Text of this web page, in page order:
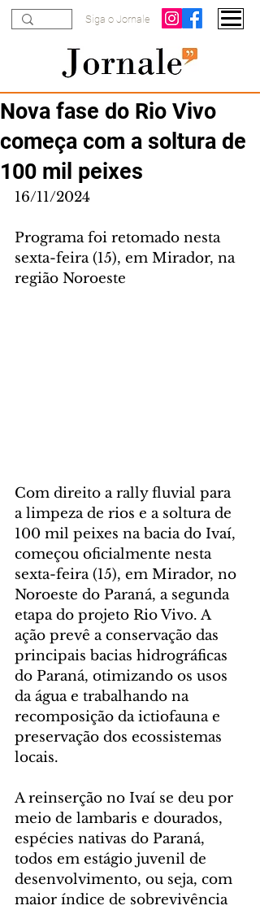
Siga o Jornale
Nova fase do Rio Vivo
começa com a soltura de
100 mil peixes
16/11/2024
Programa foi retomado nesta
sexta-feira (15), em Mirador, na
região Noroeste
Com direito a rally fluvial para
a limpeza de rios e a soltura de
100 mil peixes na bacia do Ivaí,
começou oficialmente nesta
sexta-feira (15), em Mirador, no
Noroeste do Paraná, a segunda
etapa do projeto Rio Vivo. A
ação prevê a conservação das
principais bacias hidrográficas
do Paraná, otimizando os usos
da água e trabalhando na
recomposição da ictiofauna e
preservação dos ecossistemas
locais.
A reinserção no Ivaí se deu por
meio de lambaris e dourados,
espécies nativas do Paraná,
todos em estágio juvenil de
desenvolvimento, ou seja, com
maior índice de sobrevivência